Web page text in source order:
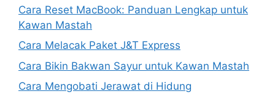
Cara Reset MacBook: Panduan Lengkap untuk
Kawan Mastah
Cara Melacak Paket J&T Express
Cara Bikin Bakwan Sayur untuk Kawan Mastah
Cara Mengobati Jerawat di Hidung